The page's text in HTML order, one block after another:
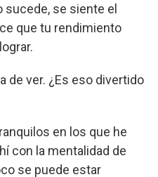
sucede, se siente el
que tu rendimiento
de ver. ¿Es eso divertido
en los que he
con la mentalidad de
se puede estar